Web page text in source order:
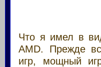
Что я имел в
AMD. Прежде
игр, мощный